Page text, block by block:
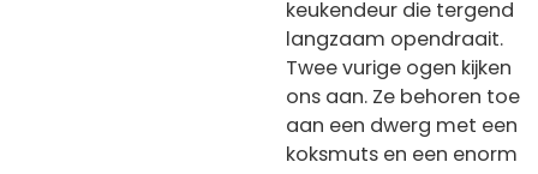
keukendeur die tergend
langzaam opendraait.
Twee vurige ogen kijken
ons aan. Ze behoren toe
aan een dwerg met een
koksmuts en een enorm